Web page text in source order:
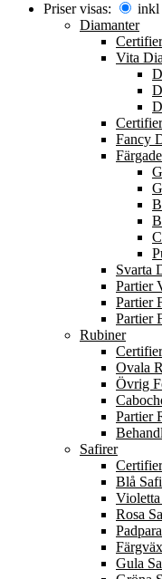
Priser visas: inkl
Diamanter
Vita
Fancy
Svarta
Partier
Partier
Partier
Rubiner
Ovala
Övrig
Partier
Safirer
Blå
Rosa
Gula